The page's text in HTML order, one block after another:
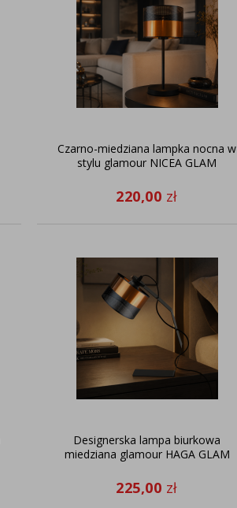
Czarno-miedziana lampka nocna w
stylu glamour NICEA GLAM
220,00 zł
Designerska lampa biurkowa
miedziana glamour HAGA GLAM
225,00 zł